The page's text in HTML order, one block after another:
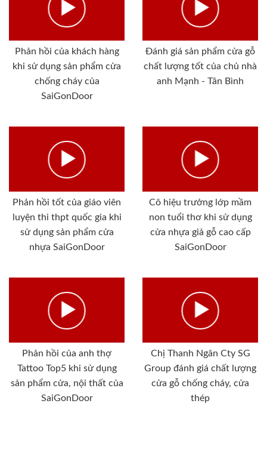
Phản hồi của khách hàng
khi sử dụng sản phẩm cửa
chống cháy của
SaiGonDoor
Đánh giá sản phẩm cửa gỗ
chất lượng tốt của chủ nhà
anh Mạnh - Tân Bình
Phản hồi tốt của giáo viên
luyện thi thpt quốc gia khi
sử dụng sản phẩm cửa
nhựa SaiGonDoor
Cô hiệu trưởng lớp mầm
non tuổi thơ khi sử dụng
cửa nhựa giả gỗ cao cấp
SaiGonDoor
Phản hồi của anh thợ
Tattoo Top5 khi sử dụng
sản phẩm cửa, nội thất của
SaiGonDoor
Chị Thanh Ngân Cty SG
Group đánh giá chất lượng
cửa gỗ chống cháy, cửa
thép